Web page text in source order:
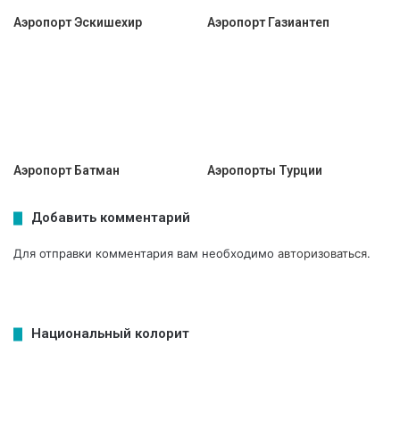
Аэропорт Эскишехир Аэропорт Газиантеп
Аэропорт Батман Аэропорты Турции
Добавить комментарий
Для отправки комментария вам необходимо авторизоваться.
Национальный колорит